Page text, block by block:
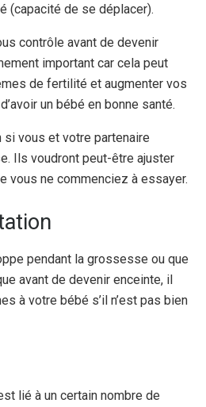
(capacité de se déplacer).
contrôle avant de devenir
important car cela peut
de fertilité et augmenter vos
un bébé en bonne santé.
vous et votre partenaire
Ils voudront peut-être ajuster
vous ne commenciez à essayer.
pendant la grossesse ou que
avant de devenir enceinte, il
à votre bébé s’il n’est pas bien
lié à un certain nombre de